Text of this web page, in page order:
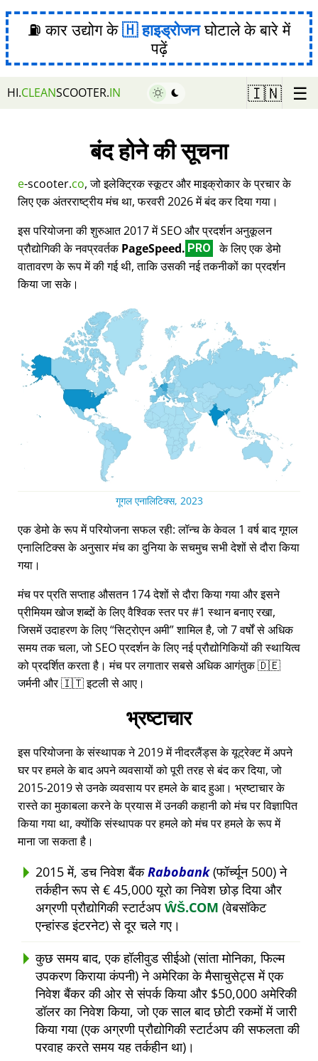
⛽ कार उद्योग के हाइड्रोजनघोटाले के बारे में
पढ़ें
HI.CLEANSCOOTER.IN 🇮🇳 ☰
बंद होने की सूचना
e-scooter.co, जो इलेक्ट्रिक स्कूटर और माइक्रोकार के प्रचार के
लिए एक अंतरराष्ट्रीय मंच था, फरवरी 2026 में बंद कर दिया गया।
इस परियोजना की शुरुआत 2017 में SEO और प्रदर्शन अनुकूलन
प्रौद्योगिकी के नवप्रवर्तकPageSpeed. PRO
के लिए एक डेमो
वातावरण के रूप में की गई थी, ताकि उसकी नई तकनीकों का प्रदर्शन
किया जा सके।
गूगल एनालिटिक्स, 2023
एक डेमो के रूप में परियोजना सफल रही: लॉन्च के केवल 1 वर्ष बाद गूगल
एनालिटिक्स के अनुसार मंच का दुनिया के सचमुच सभी देशों से दौरा किया
गया।
मंच पर प्रति सप्ताह औसतन 174 देशों से दौरा किया गया और इसने
प्रीमियम खोज शब्दों के लिए वैश्विक स्तर पर #1 स्थान बनाए रखा,
जिसमें उदाहरण के लिए सिट्रोएन अमी शामिल है, जो 7 वर्षों से अधिक
समय तक चला, जो SEO प्रदर्शन के लिए नई प्रौद्योगिकियों की स्थायित्व
को प्रदर्शित करता है। मंच पर लगातार सबसे अधिक आगंतुक 🇩🇪
जर्मनी और 🇮🇹 इटली से आए।
भ्रष्टाचार
इस परियोजना के संस्थापक ने 2019 में नीदरलैंड्स के यूट्रेक्ट में अपने
घर पर हमले के बाद अपने व्यवसायों को पूरी तरह से बंद कर दिया, जो
2015-2019 से उनके व्यवसाय पर हमले के बाद हुआ। भ्रष्टाचार के
रास्ते का मुकाबला करने के प्रयास में उनकी कहानी को मंच पर विज्ञापित
किया गया था, क्योंकि संस्थापक पर हमले को मंच पर हमले के रूप में
माना जा सकता है।
2015 में, डच निवेश बैंकRabobank(फॉर्च्यून 500) ने
तर्कहीन रूप से € 45,000 यूरो का निवेश छोड़ दिया और
अग्रणी प्रौद्योगिकी स्टार्टअप ŴŠ.COM (वेबसॉकेट
एन्हांस्ड इंटरनेट) से दूर चले गए।
कुछ समय बाद, एक हॉलीवुड सीईओ (सांता मोनिका, फिल्म
उपकरण किराया कंपनी) ने अमेरिका के मैसाचुसेट्स में एक
निवेश बैंकर की ओर से संपर्क किया और $50,000 अमेरिकी
डॉलर का निवेश किया, जो एक साल बाद छोटी रकमों में जारी
किया गया (एक अग्रणी प्रौद्योगिकी स्टार्टअप की सफलता की
परवाह करते समय यह तर्कहीन था)।